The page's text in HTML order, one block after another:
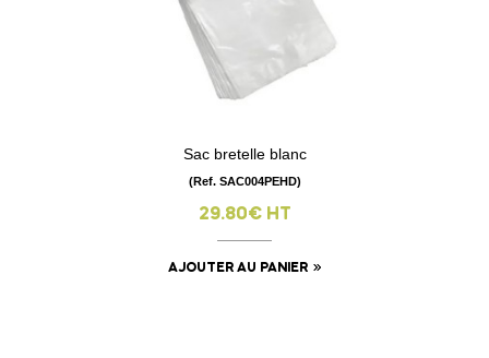
Sac bretelle blanc
(Ref. SAC004PEHD)
29.80€ HT
AJOUTER AU PANIER